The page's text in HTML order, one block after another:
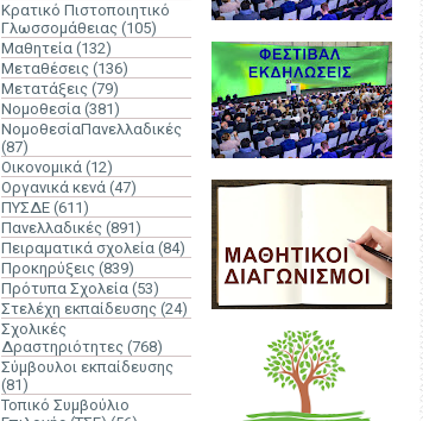
Κρατικό Πιστοποιητικό
Γλωσσομάθειας (105)
Μαθητεία (132)
Μεταθέσεις (136)
Μετατάξεις (79)
Νομοθεσία (381)
ΝομοθεσίαΠανελλαδικές
(87)
Οικονομικά (12)
Οργανικά κενά (47)
ΠΥΣΔΕ (611)
Πανελλαδικές (891)
Πειραματικά σχολεία (84)
Προκηρύξεις (839)
Πρότυπα Σχολεία (53)
Στελέχη εκπαίδευσης (24)
Σχολικές
Δραστηριότητες (768)
Σύμβουλοι εκπαίδευσης
(81)
Τοπικό Συμβούλιο